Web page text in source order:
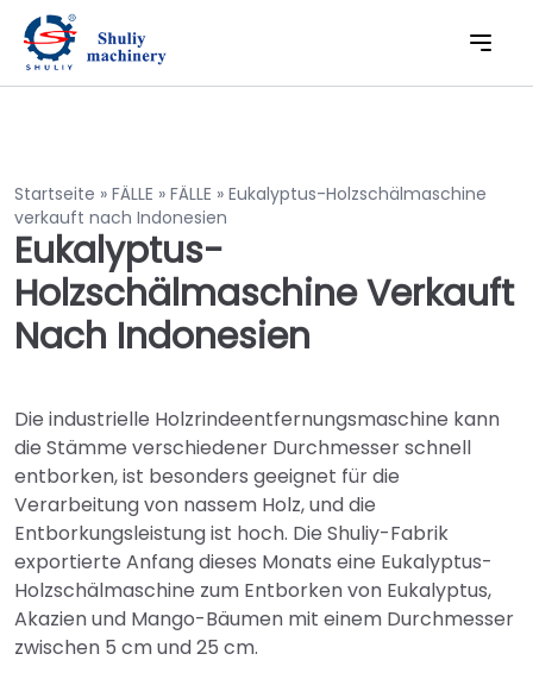
Startseite » FÄLLE » FÄLLE » Eukalyptus-Holzschälmaschine
verkauft nach Indonesien
Eukalyptus-
Holzschälmaschine Verkauft
Nach Indonesien
Die industrielle Holzrindeentfernungsmaschine kann
die Stämme verschiedener Durchmesser schnell
entborken, ist besonders geeignet für die
Verarbeitung von nassem Holz, und die
Entborkungsleistung ist hoch. Die Shuliy-Fabrik
exportierte Anfang dieses Monats eine Eukalyptus-
Holzschälmaschine zum Entborken von Eukalyptus,
Akazien und Mango-Bäumen mit einem Durchmesser
zwischen 5 cm und 25 cm.